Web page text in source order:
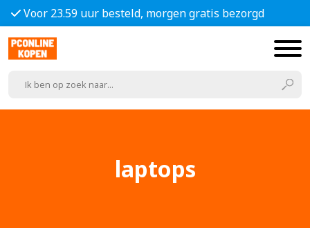
Voor 23.59 uur besteld, morgen gratis bezorgd
laptops